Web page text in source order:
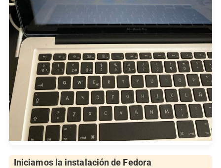
Iniciamos la instalación de Fedora